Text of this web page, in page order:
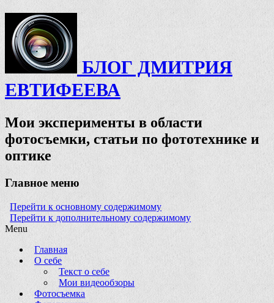
БЛОГ ДМИТРИЯ
ЕВТИФЕЕВА
Мои эксперименты в области
фотосъемки, статьи по фототехнике и
оптике
Главное меню
Перейти к основному содержимому
Перейти к дополнительному содержимому
Menu
Главная
О себе
Текст о себе
Мои видеообзоры
Фотосъемка